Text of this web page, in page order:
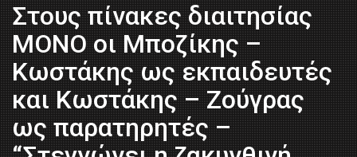
Στους πίνακες διαιτησίας
ΜΟΝΟ οι Μποζίκης –
Κωστάκης ως εκπαιδευτές
και Κωστάκης – Ζούγρας
ως παρατηρητές –